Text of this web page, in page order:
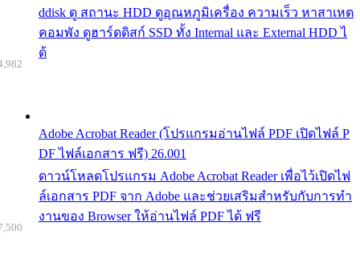
ddisk ดู สถานะ HDD ดูอุณหภูมิเครื่อง ความเร็ว หาสาเหต
คอมพัง ดูฮาร์ดดิสก์ SSD ทั้ง Internal และ External HDD ไ
ด้
Adobe Acrobat Reader (โปรแกรมอ่านไฟล์ PDF เปิดไฟล์ P
DF ไฟล์เอกสาร ฟรี) 26.001
ดาวน์โหลดโปรแกรม Adobe Acrobat Reader เพื่อไว้เปิดไฟ
ล์เอกสาร PDF จาก Adobe และช่วยเสริมสำหรับกับการทำ
งานของ Browser ให้อ่านไฟล์ PDF ได้ ฟรี